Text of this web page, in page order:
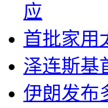
应
首批家用
泽连斯基
伊朗发布